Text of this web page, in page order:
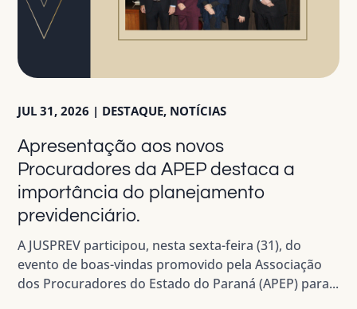
Apresentação aos novos
Procuradores da APEP destaca a
importância do planejamento
previdenciário.
JUL 31, 2026 | DESTAQUE, NOTÍCIAS
A JUSPREV participou, nesta sexta-feira (31), do
evento de boas-vindas promovido pela Associação
dos Procuradores do Estado do Paraná (APEP) para...